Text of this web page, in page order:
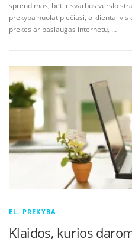
sprendimas, bet ir svarbus verslo
prekyba nuolat plečiasi, o klientai
prekes ar paslaugas internetu, …
EL. PREKYBA
Klaidos, kurios